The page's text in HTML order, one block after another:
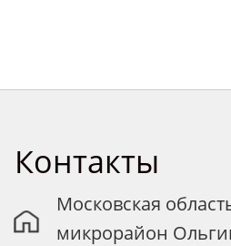
Контакты
Московская
микрорайон